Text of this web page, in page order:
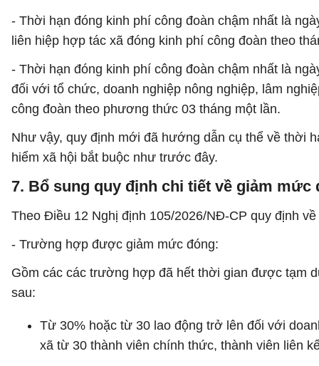
- Thời hạn đóng kinh phí công đoàn chậm nhất là
liên hiệp hợp tác xã đóng kinh phí công đoàn theo
- Thời hạn đóng kinh phí công đoàn chậm nhất là
đối với tổ chức, doanh nghiệp nông nghiệp, lâm
công đoàn theo phương thức 03 tháng một lần.
Như vậy, quy định mới đã hướng dẫn cụ thể về thời
hiểm xã hội bắt buộc như trước đây.
7. Bổ sung quy định chi tiết về giảm mức
Theo Điều 12 Nghị định 105/2026/NĐ-CP quy định về
- Trường hợp được giảm mức đóng:
Gồm các các trường hợp đã hết thời gian được tạm
sau:
Từ 30% hoặc từ 30 lao động trở lên đối với
xã từ 30 thành viên chính thức, thành viên liên